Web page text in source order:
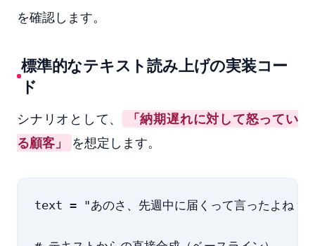
を確認します。
標準的なテキスト読み上げの実装コー
ド
シナリオとして、
「納期遅れに対して怒ってい
る顧客」
を想定します。
text = "あのさ、先週中に届くって言ったよね？